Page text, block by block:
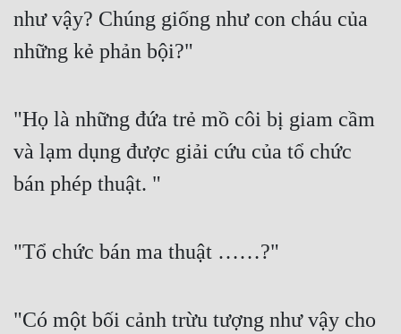
Phong Thủy - Tâm Linh
Phương Tây
Quan Trường
Quân Sự
Sảng Văn
như vậy? Chúng giống như con cháu của
những kẻ phản bội?"
"Họ là những đứa trẻ mồ côi bị giam cầm
và lạm dụng được giải cứu của tổ chức
bán phép thuật. "
"Tổ chức bán ma thuật ……?"
"Có một bối cảnh trừu tượng như vậy cho